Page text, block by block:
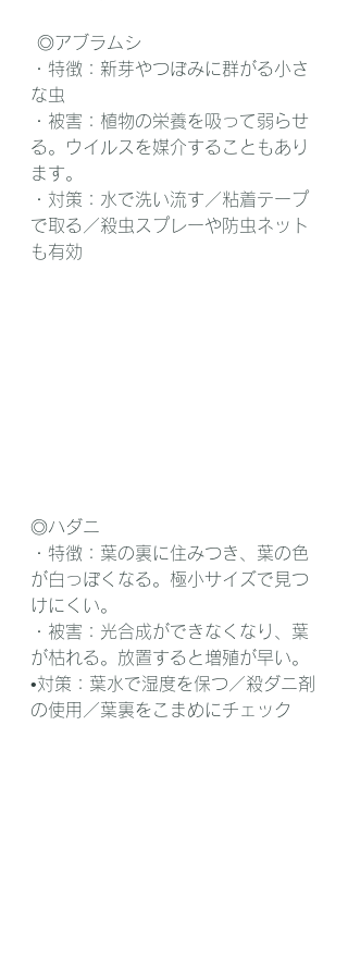
◎アブラムシ
・特徴：新芽やつぼみに群がる小さ
な虫
・被害：植物の栄養を吸って弱らせ
る。ウイルスを媒介することもあり
ます。
・対策：水で洗い流す／粘着テープ
で取る／殺虫スプレーや防虫ネット
も有効
◎ハダニ
・特徴：葉の裏に住みつき、葉の色
が白っぽくなる。極小サイズで見つ
けにくい。
・被害：光合成ができなくなり、葉
が枯れる。放置すると増殖が早い。
•対策：葉水で湿度を保つ／殺ダニ剤
の使用／葉裏をこまめにチェック